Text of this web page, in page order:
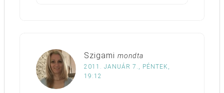
Szigami mondta
2011. JANUÁR 7., PÉNTEK,
19:12